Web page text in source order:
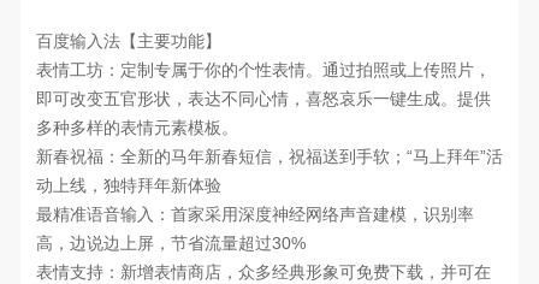
百度输入法【主要功能】
表情工坊：定制专属于你的个性表情。通过拍照或上传照片，
即可改变五官形状，表达不同心情，喜怒哀乐一键生成。提供
多种多样的表情元素模板。
新春祝福：全新的马年新春短信，祝福送到手软；“马上拜年”活
动上线，独特拜年新体验
最精准语音输入：首家采用深度神经网络声音建模，识别率
高，边说边上屏，节省流量超过30%
表情支持：新增表情商店，众多经典形象可免费下载，并可在